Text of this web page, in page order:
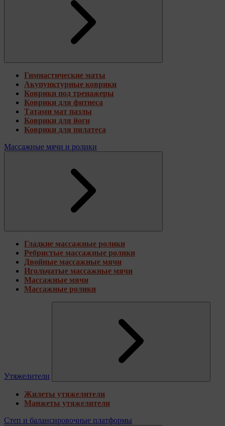
Гимнастические маты
Акупунктурные коврики
Коврики под тренажеры
Коврики для фитнеса
Татами мат пазлы
Коврики для йоги
Коврики для пилатеса
Массажные мячи и ролики
Гладкие массажные ролики
Ребристые массажные ролики
Двойные массажные мячи
Игольчатые массажные мячи
Массажные мячи
Массажные ролики
Утяжелители
Жилеты утяжелители
Манжеты утяжелители
Степ и балансировочные платформы